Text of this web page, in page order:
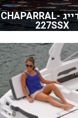
סירת דייג CHAPARRAL-
227SSX